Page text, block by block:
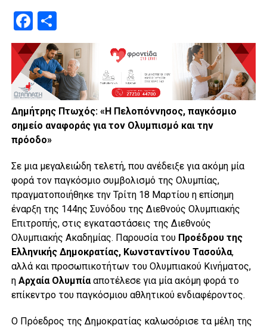
Facebook
Μοιραστείτε
Δημήτρης Πτωχός: «Η Πελοπόννησος, παγκόσμιο
σημείο αναφοράς για τον Ολυμπισμό και την
πρόοδο»
Σε μια μεγαλειώδη τελετή, που ανέδειξε για ακόμη μία
φορά τον παγκόσμιο συμβολισμό της Ολυμπίας,
πραγματοποιήθηκε την Τρίτη 18 Μαρτίου η επίσημη
έναρξη της 144ης Συνόδου της Διεθνούς Ολυμπιακής
Επιτροπής, στις εγκαταστάσεις της Διεθνούς
Ολυμπιακής Ακαδημίας. Παρουσία του Προέδρου της
Ελληνικής Δημοκρατίας, Κωνσταντίνου Τασούλα,
αλλά και προσωπικοτήτων του Ολυμπιακού Κινήματος,
η Αρχαία Ολυμπίααποτέλεσε για μία ακόμη φορά το
επίκεντρο του παγκόσμιου αθλητικού ενδιαφέροντος.
Ο Πρόεδρος της Δημοκρατίας καλωσόρισε τα μέλη της